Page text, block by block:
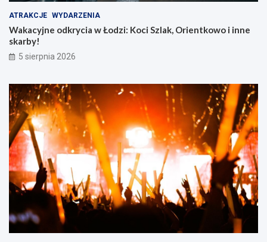
l
n
e
o
f
t
y
r
e
k
r
u
t
a
c
j
o
w
o
i
i
e
s
k
a
r
b
y
!
ATRAKCJE WYDARZENIA
Wakacyjne odkrycia w Łodzi: Koci Szlak, Orientkowo i inne
skarby!
5 sierpnia 2026